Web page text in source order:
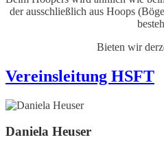
der ausschließlich aus Hoops
Bieten wir
Vereinsleitung HSFT
Daniela Heuser